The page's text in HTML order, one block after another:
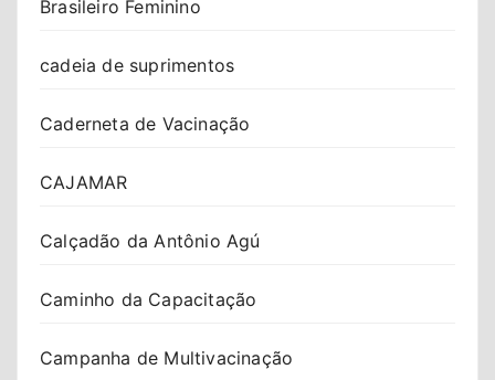
Brasileiro Feminino
cadeia de suprimentos
Caderneta de Vacinação
CAJAMAR
Calçadão da Antônio Agú
Caminho da Capacitação
Campanha de Multivacinação